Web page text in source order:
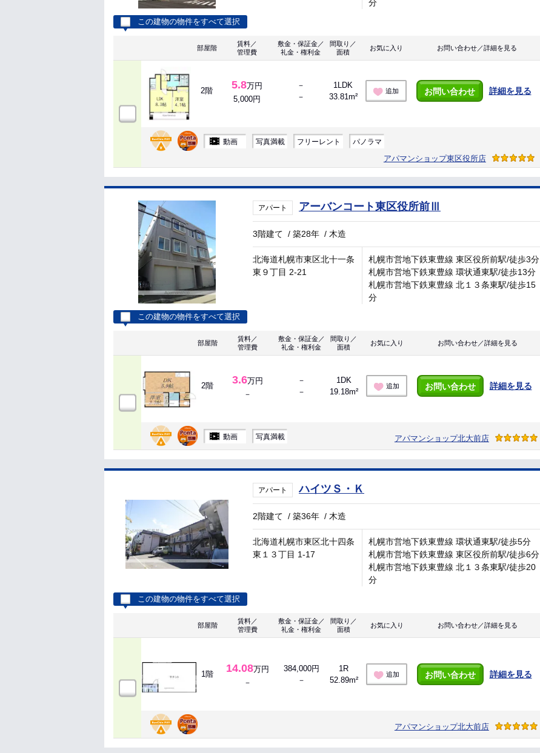
分
この建物の物件をすべて選択
部屋階
賃料／
管理費
敷金・保証金／
礼金・権利金
間取り／
面積
お気に入り お問い合わせ／詳細を見る
2階 5.8万円
5,000円
－
－
1LDK
33.81m²
追加 お問い合わせ 詳細を見る
動画 写真満載 フリーレント パノラマ
アパマンショップ東区役所店
アパート アーバンコート東区役所前Ⅲ
3階建て /築28年 / 木造
北海道札幌市東区北十一条
東９丁目 2-21
札幌市営地下鉄東豊線 東区役所前駅/徒歩3分
札幌市営地下鉄東豊線 環状通東駅/徒歩13分
札幌市営地下鉄東豊線 北１３条東駅/徒歩15
分
この建物の物件をすべて選択
部屋階
賃料／
管理費
敷金・保証金／
礼金・権利金
間取り／
面積
お気に入り お問い合わせ／詳細を見る
2階 3.6万円
－
－
－
1DK
19.18m²
追加 お問い合わせ 詳細を見る
動画 写真満載 アパマンショップ北大前店
アパート ハイツＳ・Ｋ
2階建て /築36年 / 木造
北海道札幌市東区北十四条
東１３丁目 1-17
札幌市営地下鉄東豊線 環状通東駅/徒歩5分
札幌市営地下鉄東豊線 東区役所前駅/徒歩6分
札幌市営地下鉄東豊線 北１３条東駅/徒歩20
分
この建物の物件をすべて選択
部屋階
賃料／
管理費
敷金・保証金／
礼金・権利金
間取り／
面積
お気に入り お問い合わせ／詳細を見る
1階 14.08万円
－
384,000円
－
1R
52.89m²
追加 お問い合わせ 詳細を見る
アパマンショップ北大前店